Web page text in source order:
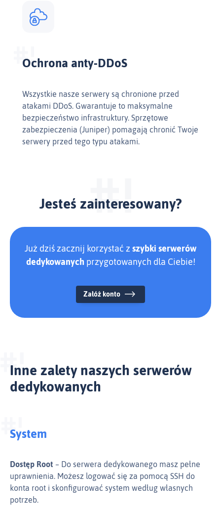
Ochrona anty-DDoS
Wszystkie nasze serwery są chronione przed
atakami DDoS. Gwarantuje to maksymalne
bezpieczeństwo infrastruktury. Sprzętowe
zabezpieczenia (Juniper) pomagają chronić Twoje
serwery przed tego typu atakami.
Jesteś zainteresowany?
Już dziś zacznij korzystać z szybki serwerów
dedykowanych przygotowanych dla Ciebie!
Załóż konto
Inne zalety naszych serwerów
dedykowanych
System
Dostęp Root
Do serwera dedykowanego masz pełne
uprawnienia. Możesz logować się za pomocą SSH do
konta root i skonfigurować system według własnych
potrzeb.